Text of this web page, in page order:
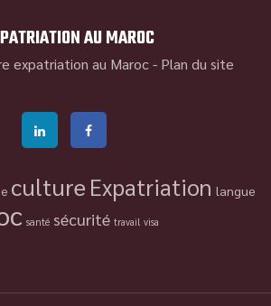
AU MAROC
expatriation au Maroc - Plan du site
cultureExpatriation langue
santé sécurité travail visa